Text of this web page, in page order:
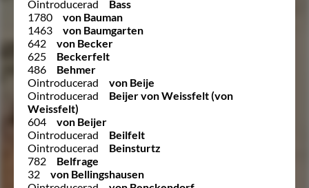
Ointroducerad
Bass
1780
von Bauman
1463
von Baumgarten
642
von Becker
625
Beckerfelt
486
Behmer
Ointroducerad
von Beije
Ointroducerad
Beijer von Weissfelt (von
Weissfelt)
604
von Beijer
Ointroducerad
Beilfelt
Ointroducerad
Beinsturtz
782
Belfrage
32
von Bellingshausen